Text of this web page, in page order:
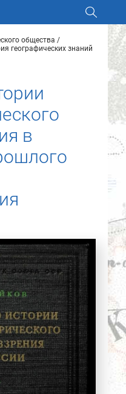
общества
географических знаний
в